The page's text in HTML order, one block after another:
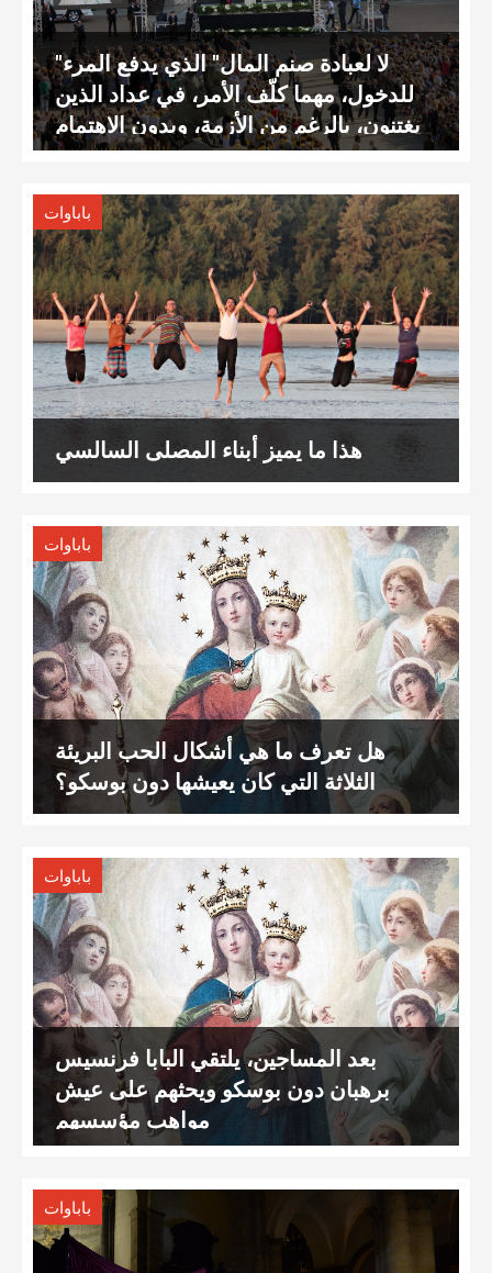
"لا لعبادة صنم المال" الذي يدفع المرء
للدخول، مهما كلّف الأمر، في عداد الذين
يغتنون، بالرغم من الأزمة، وبدون الاهتمام
بالعديد من الذين يفتقرون
باباوات
هذا ما يميز أبناء المصلى السالسي
باباوات
هل تعرف ما هي أشكال الحب البريئة
الثلاثة التي كان يعيشها دون بوسكو؟
باباوات
بعد المساجين، يلتقي البابا فرنسيس
برهبان دون بوسكو ويحثهم على عيش
مواهب مؤسسهم
باباوات